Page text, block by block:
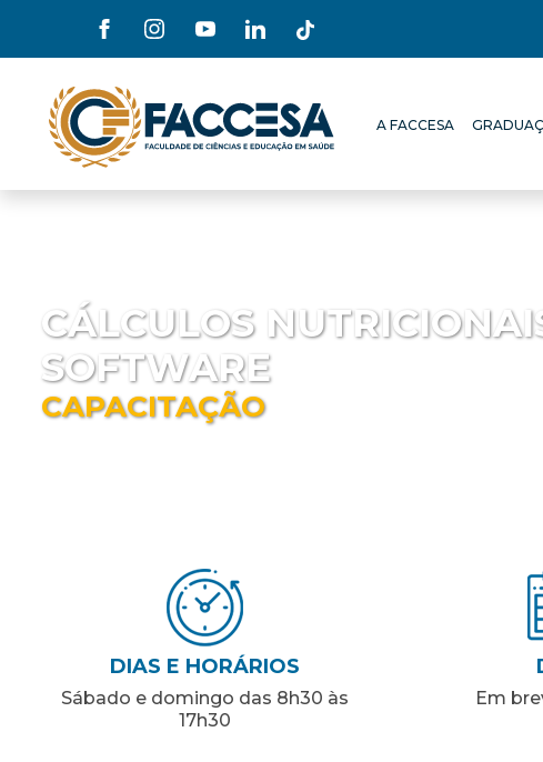
A FACCESA
CÁLCULOS
SOFTWARE
CAPACITAÇÃO
DIAS E HORÁRIOS
Sábado e domingo das 8h30 às
17h30
Em